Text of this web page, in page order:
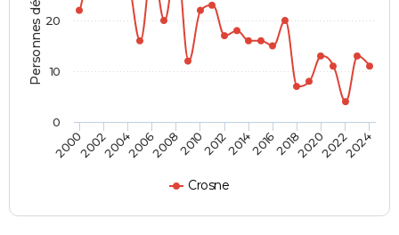
Crosne
2000200220042006200820102012201420162018202020222024
0
10
20